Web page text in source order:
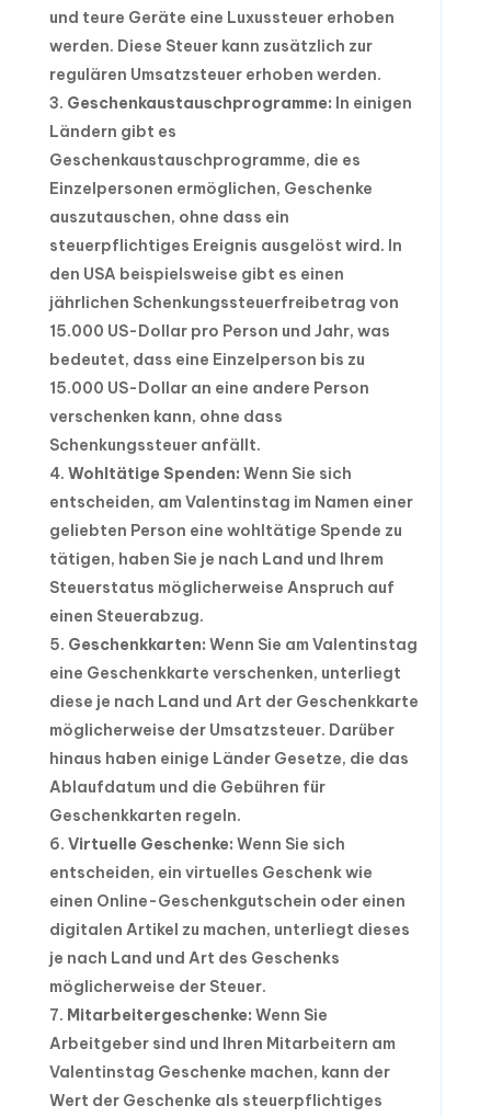
und teure Geräte eine Luxussteuer erhoben
werden. Diese Steuer kann zusätzlich zur
regulären Umsatzsteuer erhoben werden.
Geschenkaustauschprogramme: In einigen
Ländern gibt es
Geschenkaustauschprogramme, die es
Einzelpersonen ermöglichen, Geschenke
auszutauschen, ohne dass ein
steuerpflichtiges Ereignis ausgelöst wird. In
den USA beispielsweise gibt es einen
jährlichen Schenkungssteuerfreibetrag von
15.000 US-Dollar pro Person und Jahr, was
bedeutet, dass eine Einzelperson bis zu
15.000 US-Dollar an eine andere Person
verschenken kann, ohne dass
Schenkungssteuer anfällt.
Wohltätige Spenden: Wenn Sie sich
entscheiden, am Valentinstag im Namen einer
geliebten Person eine wohltätige Spende zu
tätigen, haben Sie je nach Land und Ihrem
Steuerstatus möglicherweise Anspruch auf
einen Steuerabzug.
Geschenkkarten: Wenn Sie am Valentinstag
eine Geschenkkarte verschenken, unterliegt
diese je nach Land und Art der Geschenkkarte
möglicherweise der Umsatzsteuer. Darüber
hinaus haben einige Länder Gesetze, die das
Ablaufdatum und die Gebühren für
Geschenkkarten regeln.
Virtuelle Geschenke: Wenn Sie sich
entscheiden, ein virtuelles Geschenk wie
einen Online-Geschenkgutschein oder einen
digitalen Artikel zu machen, unterliegt dieses
je nach Land und Art des Geschenks
möglicherweise der Steuer.
Mitarbeitergeschenke: Wenn Sie
Arbeitgeber sind und Ihren Mitarbeitern am
Valentinstag Geschenke machen, kann der
Wert der Geschenke als steuerpflichtiges